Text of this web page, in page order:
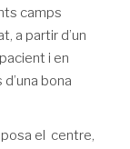
camps
a partir d’un
i en
bona
el centre,